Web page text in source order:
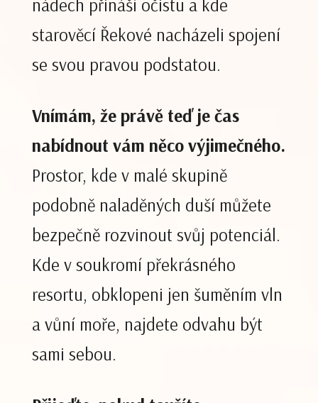
nádech přináší očistu a kde
starověcí Řekové nacházeli spojení
se svou pravou podstatou.
Vnímám, že právě teď je čas
nabídnout vám něco výjimečného.
Prostor, kde v malé skupině
podobně naladěných duší můžete
bezpečně rozvinout svůj potenciál.
Kde v soukromí překrásného
resortu, obklopeni jen šuměním vln
a vůní moře, najdete odvahu být
sami sebou.